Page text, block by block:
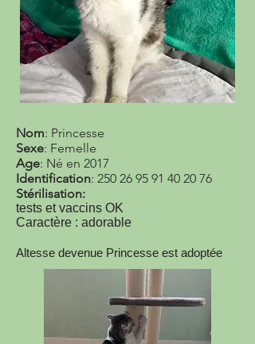
Nom: Princesse
Sexe: Femelle
Age: Né en 2017
Identification: 250 26 95 91 40 20 76
Stérilisation:
tests et vaccins OK
Caractère : adorable
Altesse devenue Princesse est adoptée